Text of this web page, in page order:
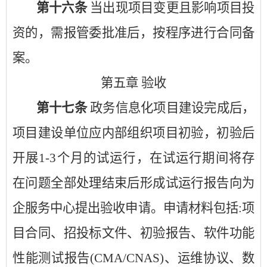
第十六条 当出现项目变更且影响项目投
资的，需报管委批准后，按程序进行合同备
案。
第五章 验收
第十七条 政务信息化项目建设完成后，
项目建设单位应内部组织项目初验，初验后
开展1-3个月的试运行，在试运行期间将存
在问题全部处理结束后形成试运行报告向为
企服务中心提出验收申请。申请材料包括:项
目合同、招投标文件、初验报告、软件功能
性能测试报告(CMA/CNAS)、运维协议、数